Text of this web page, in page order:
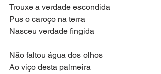
Trouxe a verdade escondida
Pus o caroço na terra
Nasceu verdade fingida
Não faltou água dos olhos
Ao viço desta palmeira